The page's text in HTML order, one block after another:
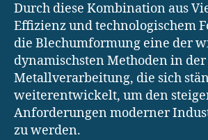
Durch diese Kombination aus
Effizienz und technologischem
die Blechumformung eine der
dynamischsten Methoden in der
Metallverarbeitung, die sich
weiterentwickelt, um den
Anforderungen moderner
zu werden.